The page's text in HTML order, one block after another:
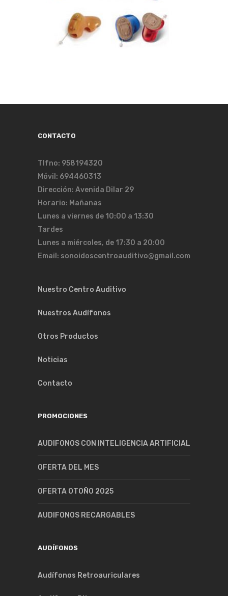
CONTACTO
Tlfno: 958194320
Móvil: 694460313
Dirección: Avenida Dilar 29
Horario: Mañanas
Lunes a viernes de 10:00 a 13:30
Tardes
Lunes a miércoles, de 17:30 a 20:00
Email: sonoidoscentroauditivo@gmail.com
Nuestro Centro Auditivo
Nuestros Audífonos
Otros Productos
Noticias
Contacto
PROMOCIONES
AUDIFONOS CON INTELIGENCIA ARTIFICIAL
OFERTA DEL MES
OFERTA OTOÑO 2025
AUDIFONOS RECARGABLES
AUDÍFONOS
Audífonos Retroauriculares